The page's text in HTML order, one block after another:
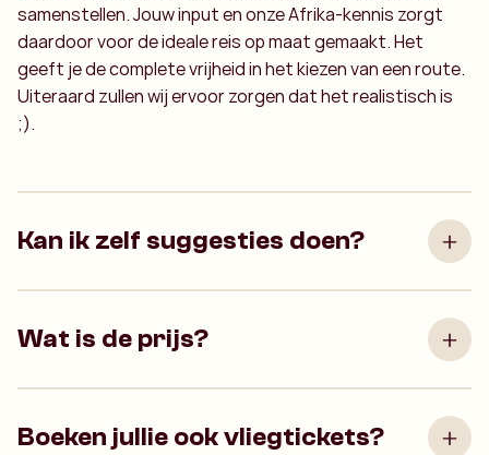
samenstellen. Jouw input en onze Afrika-kennis zorgt
daardoor voor de ideale reis op maat gemaakt. Het
geeft je de complete vrijheid in het kiezen van een route.
Uiteraard zullen wij ervoor zorgen dat het realistisch is
;).
Kan ik zelf suggesties doen?
Wat is de prijs?
Boeken jullie ook vliegtickets?